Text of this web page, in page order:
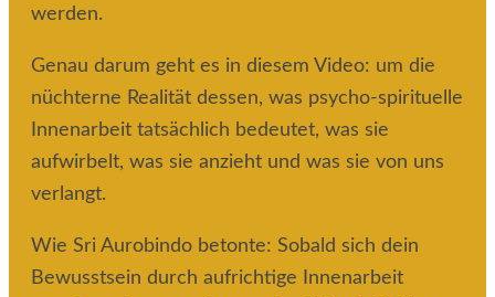
werden.
Genau darum geht es in diesem Video: um die
nüchterne Realität dessen, was psycho-spirituelle
Innenarbeit tatsächlich bedeutet, was sie
aufwirbelt, was sie anzieht und was sie von uns
verlangt.
Wie Sri Aurobindo betonte: Sobald sich dein
Bewusstsein durch aufrichtige Innenarbeit